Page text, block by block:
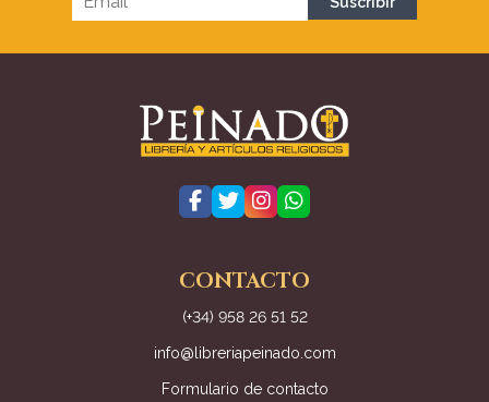
CONTACTO
(+34) 958 26 51 52
info@libreriapeinado.com
Formulario de contacto